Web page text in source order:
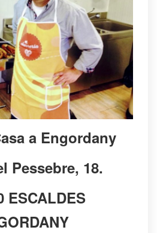
servei a tots els clients i amics
venir a casa a buscar els xurros i la
donç, ja estem pedalant, de
a 13:00 i de 16:00 a 19:00. NYAM
😋
a Engordany
Pessebre, 18.
ESCALDES